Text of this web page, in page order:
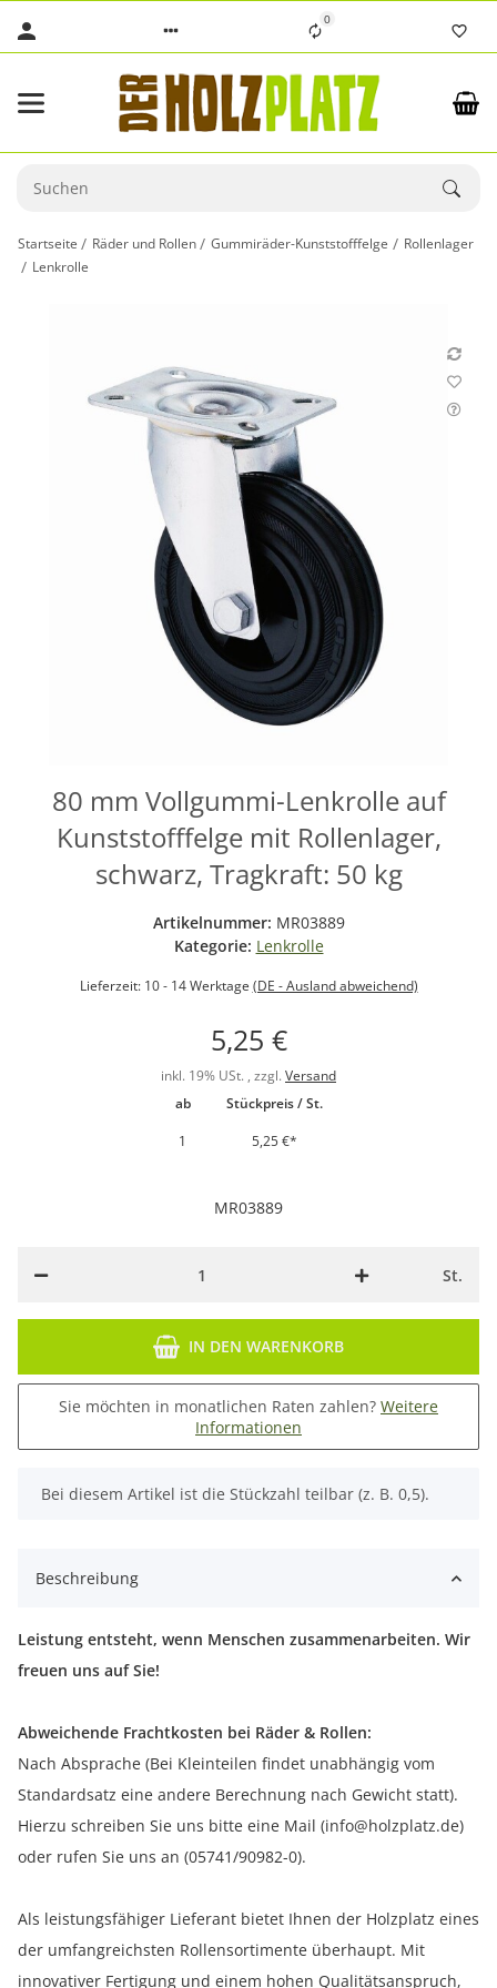
0
Startseite Räder und Rollen Gummiräder-Kunststofffelge
Rollenlager
Lenkrolle
80 mm Vollgummi-Lenkrolle auf
Kunststofffelge mit Rollenlager,
schwarz, Tragkraft: 50 kg
Artikelnummer: MR03889
Kategorie: Lenkrolle
Lieferzeit: 10 - 14 Werktage (DE - Ausland abweichend)
5,25 €
inkl. 19% USt. , zzgl. Versand
ab
Stückpreis / St.
1
5,25 €*
MR03889
St.
IN DEN WARENKORB
Sie möchten in monatlichen Raten zahlen? Weitere
Informationen
x
Bei diesem Artikel ist die Stückzahl teilbar (z. B. 0,5).
Beschreibung
Leistung entsteht, wenn Menschen zusammenarbeiten. Wir
freuen uns auf Sie!
Abweichende Frachtkosten bei Räder & Rollen:
Nach Absprache (Bei Kleinteilen findet unabhängig vom
Standardsatz eine andere Berechnung nach Gewicht statt).
Hierzu schreiben Sie uns bitte eine Mail (info@holzplatz.de)
oder rufen Sie uns an (05741/90982-0).
Als leistungsfähiger Lieferant bietet Ihnen der Holzplatz eines
der umfangreichsten Rollensortimente überhaupt. Mit
innovativer Fertigung und einem hohen Qualitätsanspruch,